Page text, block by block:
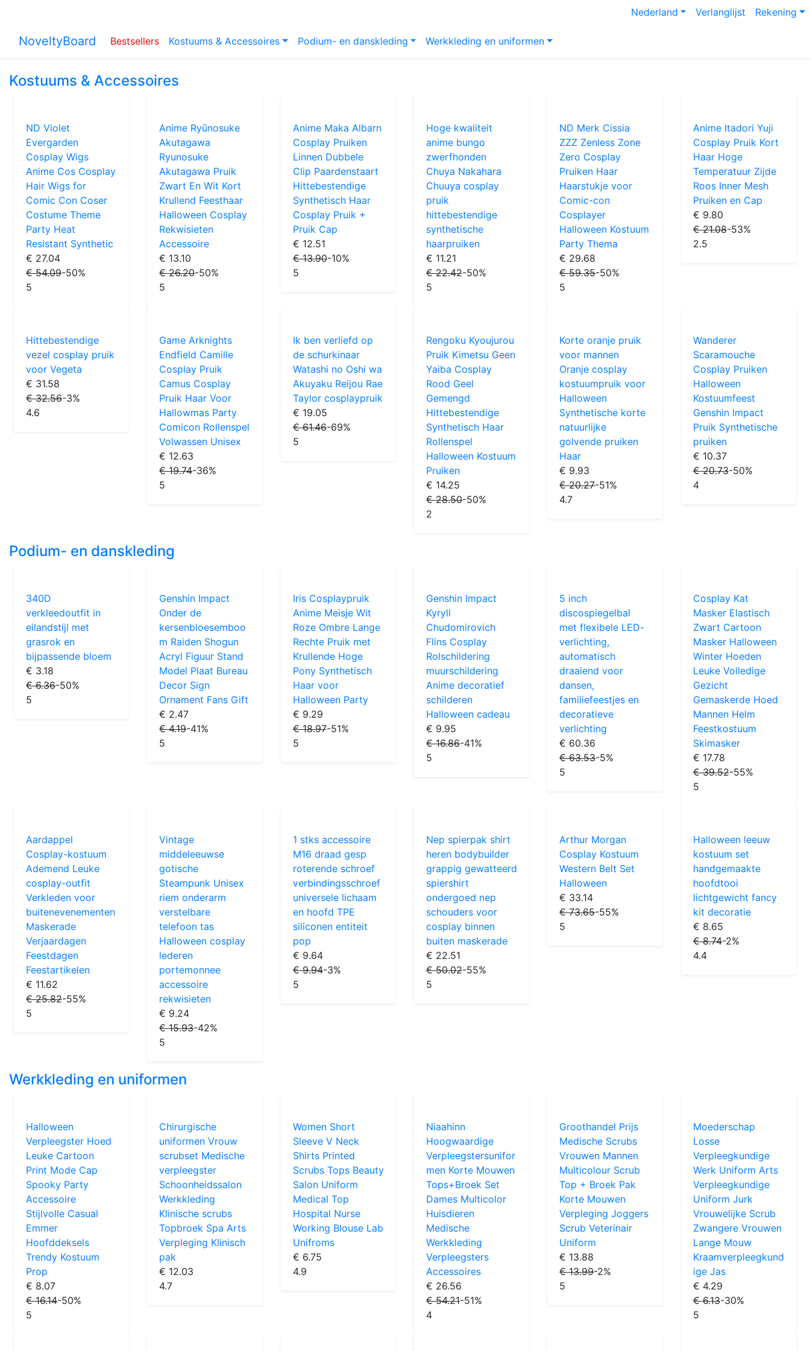
Nederland Verlanglijst Rekening
NoveltyBoard Bestsellers Kostuums & Accessoires Podium- en danskleding Werkkleding en uniformen
Kostuums & Accessoires
ND Violet
Evergarden
Cosplay Wigs
Anime Cos Cosplay
Hair Wigs for
Comic Con Coser
Costume Theme
Party Heat
Resistant Synthetic
€ 27.04
€ 54.09-50%
5
Anime Ryūnosuke
Akutagawa
Ryunosuke
Akutagawa Pruik
Zwart En Wit Kort
Krullend Feesthaar
Halloween Cosplay
Rekwisieten
Accessoire
€ 13.10
€ 26.20-50%
5
Anime Maka Albarn
Cosplay Pruiken
Linnen Dubbele
Clip Paardenstaart
Hittebestendige
Synthetisch Haar
Cosplay Pruik +
Pruik Cap
€ 12.51
€ 13.90-10%
5
Hoge kwaliteit
anime bungo
zwerfhonden
Chuya Nakahara
Chuuya cosplay
pruik
hittebestendige
synthetische
haarpruiken
€ 11.21
€ 22.42-50%
5
ND Merk Cissia
ZZZ Zenless Zone
Zero Cosplay
Pruiken Haar
Haarstukje voor
Comic-con
Cosplayer
Halloween Kostuum
Party Thema
€ 29.68
€ 59.35-50%
5
Anime Itadori Yuji
Cosplay Pruik Kort
Haar Hoge
Temperatuur Zijde
Roos Inner Mesh
Pruiken en Cap
€ 9.80
€ 21.08-53%
2.5
Hittebestendige
vezel cosplay pruik
voor Vegeta
€ 31.58
€ 32.56-3%
4.6
Game Arknights
Endfield Camille
Cosplay Pruik
Camus Cosplay
Pruik Haar Voor
Hallowmas Party
Comicon Rollenspel
Volwassen Unisex
€ 12.63
€ 19.74-36%
5
Ik ben verliefd op
de schurkinaar
Watashi no Oshi wa
Akuyaku Reijou Rae
Taylor cosplaypruik
€ 19.05
€ 61.46-69%
5
Rengoku Kyoujurou
Pruik Kimetsu Geen
Yaiba Cosplay
Rood Geel
Gemengd
Hittebestendige
Synthetisch Haar
Rollenspel
Halloween Kostuum
Pruiken
€ 14.25
€ 28.50-50%
2
Korte oranje pruik
voor mannen
Oranje cosplay
kostuumpruik voor
Halloween
Synthetische korte
natuurlijke
golvende pruiken
Haar
€ 9.93
€ 20.27-51%
4.7
Wanderer
Scaramouche
Cosplay Pruiken
Halloween
Kostuumfeest
Genshin Impact
Pruik Synthetische
pruiken
€ 10.37
€ 20.73-50%
4
Podium- en danskleding
340D
verkleedoutfit in
eilandstijl met
grasrok en
bijpassende bloem
€ 3.18
€ 6.36-50%
5
Genshin Impact
Onder de
kersenbloesemboo
m Raiden Shogun
Acryl Figuur Stand
Model Plaat Bureau
Decor Sign
Ornament Fans Gift
€ 2.47
€ 4.19-41%
5
Iris Cosplaypruik
Anime Meisje Wit
Roze Ombre Lange
Rechte Pruik met
Krullende Hoge
Pony Synthetisch
Haar voor
Halloween Party
€ 9.29
€ 18.97-51%
5
Genshin Impact
Kyryll
Chudomirovich
Flins Cosplay
Rolschildering
muurschildering
Anime decoratief
schilderen
Halloween cadeau
€ 9.95
€ 16.86-41%
5
5 inch
discospiegelbal
met flexibele LED-
verlichting,
automatisch
draaiend voor
dansen,
familiefeestjes en
decoratieve
verlichting
€ 60.36
€ 63.53-5%
5
Cosplay Kat
Masker Elastisch
Zwart Cartoon
Masker Halloween
Winter Hoeden
Leuke Volledige
Gezicht
Gemaskerde Hoed
Mannen Helm
Feestkostuum
Skimasker
€ 17.78
€ 39.52-55%
5
Aardappel
Cosplay-kostuum
Ademend Leuke
cosplay-outfit
Verkleden voor
buitenevenementen
Maskerade
Verjaardagen
Feestdagen
Feestartikelen
€ 11.62
€ 25.82-55%
5
Vintage
middeleeuwse
gotische
Steampunk Unisex
riem onderarm
verstelbare
telefoon tas
Halloween cosplay
lederen
portemonnee
accessoire
rekwisieten
€ 9.24
€ 15.93-42%
5
1 stks accessoire
M16 draad gesp
roterende schroef
verbindingsschroef
universele lichaam
en hoofd TPE
siliconen entiteit
pop
€ 9.64
€ 9.94-3%
5
Nep spierpak shirt
heren bodybuilder
grappig gewatteerd
spiershirt
ondergoed nep
schouders voor
cosplay binnen
buiten maskerade
€ 22.51
€ 50.02-55%
5
Arthur Morgan
Cosplay Kostuum
Western Belt Set
Halloween
€ 33.14
€ 73.65-55%
5
Halloween leeuw
kostuum set
handgemaakte
hoofdtooi
lichtgewicht fancy
kit decoratie
€ 8.65
€ 8.74-2%
4.4
Werkkleding en uniformen
Halloween
Verpleegster Hoed
Leuke Cartoon
Print Mode Cap
Spooky Party
Accessoire
Stijlvolle Casual
Emmer
Hoofddeksels
Trendy Kostuum
Prop
€ 8.07
€ 16.14-50%
5
Chirurgische
uniformen Vrouw
scrubset Medische
verpleegster
Schoonheidssalon
Werkkleding
Klinische scrubs
Topbroek Spa Arts
Verpleging Klinisch
pak
€ 12.03
4.7
Women Short
Sleeve V Neck
Shirts Printed
Scrubs Tops Beauty
Salon Uniform
Medical Top
Hospital Nurse
Working Blouse Lab
Unifroms
€ 6.75
4.9
Niaahinn
Hoogwaardige
Verpleegstersunifor
men Korte Mouwen
Tops+Broek Set
Dames Multicolor
Huisdieren
Medische
Werkkleding
Verpleegsters
Accessoires
€ 26.56
€ 54.21-51%
4
Groothandel Prijs
Medische Scrubs
Vrouwen Mannen
Multicolour Scrub
Top + Broek Pak
Korte Mouwen
Verpleging Joggers
Scrub Veterinair
Uniform
€ 13.88
€ 13.99-2%
5
Moederschap
Losse
Verpleegkundige
Werk Uniform Arts
Verpleegkundige
Uniform Jurk
Vrouwelijke Scrub
Zwangere Vrouwen
Lange Mouw
Kraamverpleegkund
ige Jas
€ 4.29
€ 6.13-30%
5